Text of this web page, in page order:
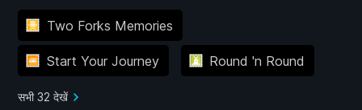
Two Forks Memories
Start Your Journey Round 'n Round
सभी 32 देखें